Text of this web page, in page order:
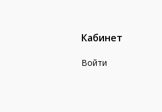
Кабинет
Войти